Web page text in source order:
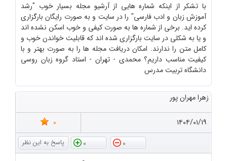
با تشکر از اینکه شماره هایی از آرشیو مجله بسیار خوب "رشد
آموزش زبان و ادب فارسی" را در سایت و به صورت رایگان بارگزاری
کرده اید. برخی از شماره ها به صورت کیفی و خوب اسکن نشده اند
و یا به شکلی در سایت بارگزاری شده اند که قابلیت خواندن خوب و
کامل متن را ندارند. امکان دریافت مجله ها را به صورت بهتر و با
کیفیت مناسب داریم؟ محمدی - تهران - استاد گروه زبان روسی
دانشگاه تربیت مدرس
زهرا مهران پور
۱۴۰۴/۰۱/۱۹
0
0
0